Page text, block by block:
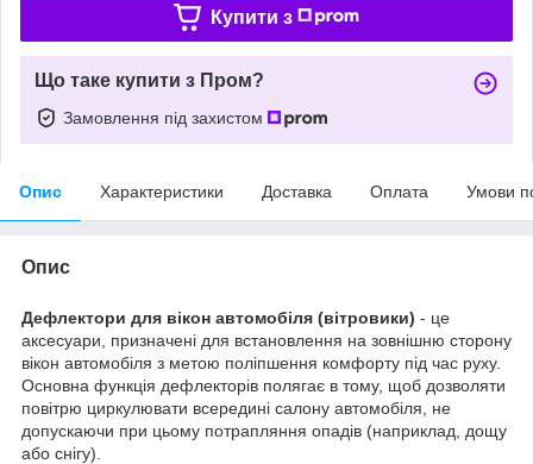
Купити з
Що таке купити з Пром?
Замовлення під захистом
Опис Характеристики Доставка Оплата Умови
Опис
Дефлектори для вікон автомобіля (вітровики) - це
аксесуари, призначені для встановлення на зовнішню сторону
вікон автомобіля з метою поліпшення комфорту під час руху.
Основна функція дефлекторів полягає в тому, щоб дозволяти
повітрю циркулювати всередині салону автомобіля, не
допускаючи при цьому потрапляння опадів (наприклад, дощу
або снігу).